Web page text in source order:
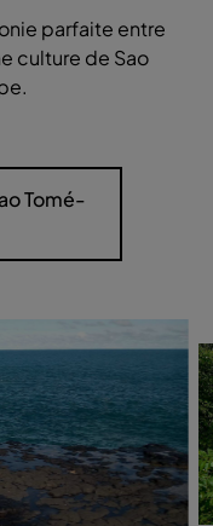
parfaite entre
culture de Sao
Tomé-